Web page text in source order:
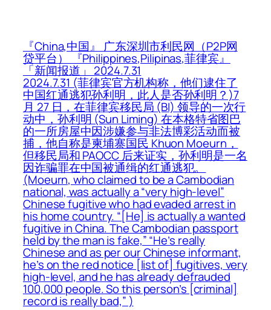
『China,中国』 广东深圳市利民网（P2P网
贷平台） 『Philippines,Pilipinas,菲律宾』
「新闻报道」 2024.7.31
2024.7.31 (菲律宾官方机构称，他们逮住了
中国红通逃犯孙利明，此人是否孙利明？)7
月 27 日，在菲律宾移民局 (BI) 领导的一次行
动中，孙利明 (Sun Liming) 在本格特省图巴
的一所房屋中因涉嫌参与非法博彩活动而被
捕，他自称是柬埔寨国民 Khuon Moeurn，
但移民局和 PAOCC 后来证实，孙利明是一名
因诈骗罪在中国被通缉的红通逃犯。
(Moeurn, who claimed to be a Cambodian
national, was actually a “very high-level”
Chinese fugitive who had evaded arrest in
his home country. “[He] is actually a wanted
fugitive in China. The Cambodian passport
held by the man is fake,” “He’s really
Chinese and as per our Chinese informant,
he’s on the red notice [list of] fugitives, very
high-level, and he has already defrauded
100,000 people. So this person’s [criminal]
record is really bad,” )